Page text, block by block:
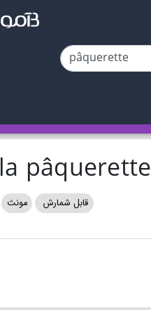
la pâquerette
قابل شمارش مونث